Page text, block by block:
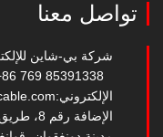
تواصل معنا
شركة بي-شاين
769 85391338
الإلكتروني:
الإضافة